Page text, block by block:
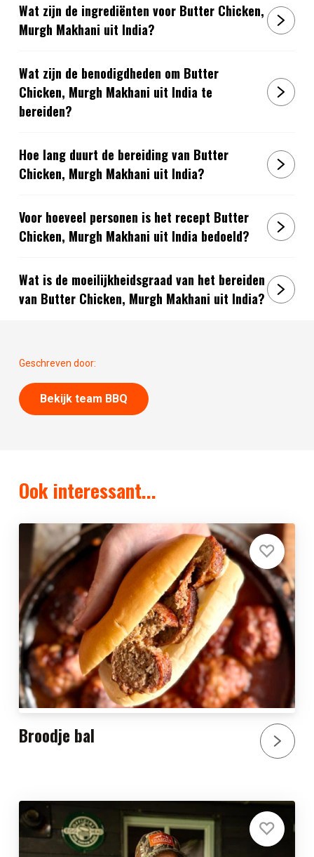
Wat zijn de ingrediënten voor Butter Chicken,
Murgh Makhani uit India?
Wat zijn de benodigdheden om Butter
Chicken, Murgh Makhani uit India te
bereiden?
Hoe lang duurt de bereiding van Butter
Chicken, Murgh Makhani uit India?
Voor hoeveel personen is het recept Butter
Chicken, Murgh Makhani uit India bedoeld?
Wat is de moeilijkheidsgraad van het bereiden
van Butter Chicken, Murgh Makhani uit India?
Geschreven door:
Bekijk team BBQ
Ook interessant...
Broodje bal